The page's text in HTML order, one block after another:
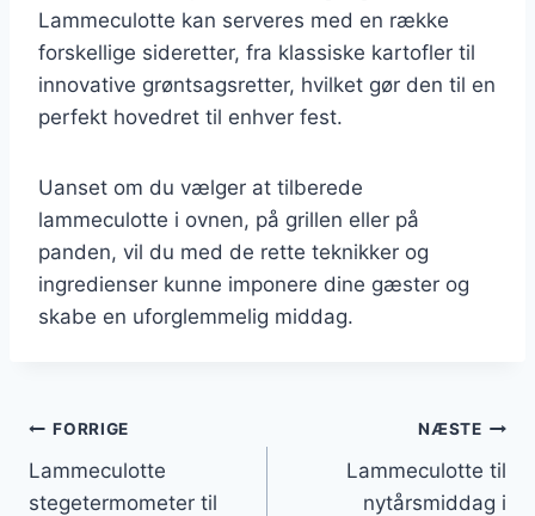
Lammeculotte kan serveres med en række
forskellige sideretter, fra klassiske kartofler til
innovative grøntsagsretter, hvilket gør den til en
perfekt hovedret til enhver fest.
Uanset om du vælger at tilberede
lammeculotte i ovnen, på grillen eller på
panden, vil du med de rette teknikker og
ingredienser kunne imponere dine gæster og
skabe en uforglemmelig middag.
Indlægsnavigation
FORRIGE
Lammeculotte
stegetermometer til
NÆSTE
Lammeculotte til
nytårsmiddag i